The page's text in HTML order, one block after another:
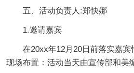
五、活动负责人:郑快娜
1.邀请嘉宾
在20xx年12月20日前落实嘉宾
现场布置：活动当天由宣传部和美